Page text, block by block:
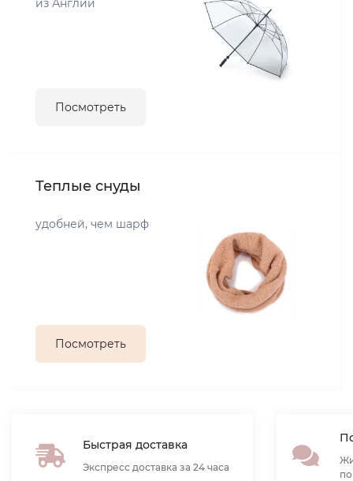
из Англии
Посмотреть
Теплые снуды
удобней, чем шарф
Посмотреть
Быстрая доставка
Экспресс доставка за 24 часа